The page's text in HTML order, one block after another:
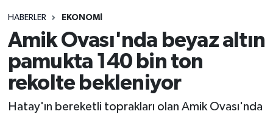
HABERLER EKONOMİ
Amik Ovası'nda beyaz altın
pamukta 140 bin ton
rekolte bekleniyor
Hatay'ın bereketli toprakları olan Amik Ovası'nda
SPOR
YAŞAM
Son Dakika Haberleri
Haber Arşivi